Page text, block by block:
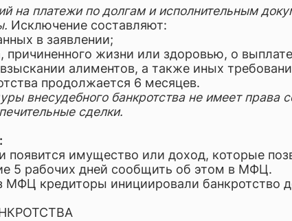
на платежи по долгам и исполнительным
Исключение составляют:
в заявлении;
жизни или здоровью, о
алиментов, а также иных
продолжается 6 месяцев.
внесудебного банкротства не имеет права
сделки.
появится имущество или доход, которые
5 рабочих дней сообщить об этом в МФЦ.
МФЦ кредиторы инициировали банкротство